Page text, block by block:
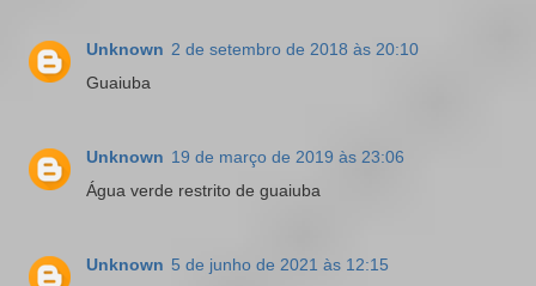
Unknown 2 de setembro de 2018 às 20:10
Guaiuba
Unknown 19 de março de 2019 às 23:06
Água verde restrito de guaiuba
Unknown 5 de junho de 2021 às 12:15